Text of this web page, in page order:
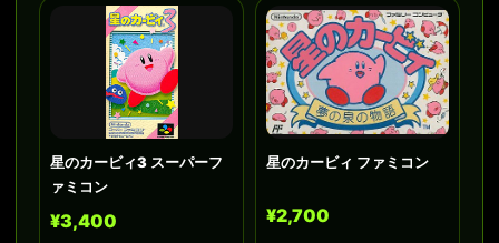
星のカービィ3 スーパーフ
ァミコン
¥3,400
星のカービィ ファミコン
¥2,700